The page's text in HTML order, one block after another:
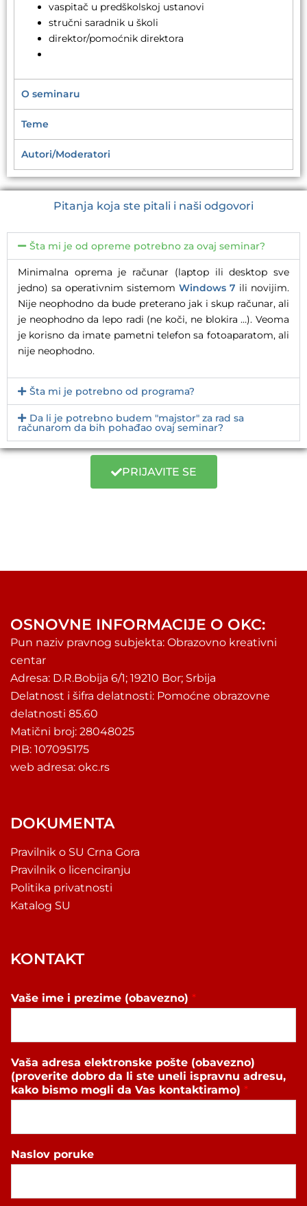
vaspitač u predškolskoj ustanovi
stručni saradnik u školi
direktor/pomoćnik direktora
O seminaru
Teme
Autori/Moderatori
Pitanja koja ste pitali i naši odgovori
Šta mi je od opreme potrebno za ovaj seminar?
Minimalna oprema je računar (laptop ili desktop sve
jedno) sa operativnim sistemom Windows 7 ili novijim.
Nije neophodno da bude preterano jak i skup računar, ali
je neophodno da lepo radi (ne koči, ne blokira …). Veoma
je korisno da imate pametni telefon sa fotoaparatom, ali
nije neophodno.
Šta mi je potrebno od programa?
Da li je potrebno budem "majstor" za rad sa
računarom da bih pohađao ovaj seminar?
PRIJAVITE SE
OSNOVNE INFORMACIJE O OKC:
Pun naziv pravnog subjekta: Obrazovno kreativni
centar
Adresa: D.R.Bobija 6/1; 19210 Bor; Srbija
Delatnost i šifra delatnosti: Pomoćne obrazovne
delatnosti 85.60
Matični broj: 28048025
PIB: 107095175
web adresa: okc.rs
DOKUMENTA
Pravilnik o SU Crna Gora
Pravilnik o licenciranju
Politika privatnosti
Katalog SU
KONTAKT
Vaše ime i prezime (obavezno) *
Vaša adresa elektronske pošte (obavezno)
(proverite dobro da li ste uneli ispravnu adresu,
kako bismo mogli da Vas kontaktiramo) *
Naslov poruke